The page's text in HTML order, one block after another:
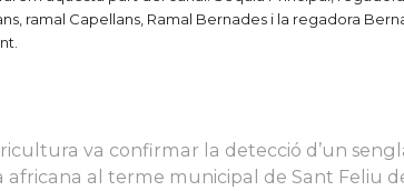
ramal Capellans, Ramal Bernades i la regadora
va confirma r la detecció d’un
al terme municipal de Sant Feliu